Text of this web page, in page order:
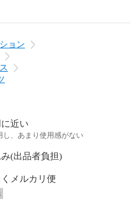
ョン
近い
し、あまり使用感がない
(出品者負担)
メルカリ便